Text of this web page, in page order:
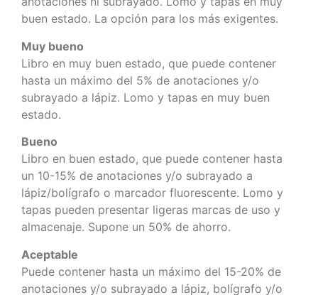
buen estado. La opción para los más exigentes.
Muy bueno
Libro en muy buen estado, que puede contener
hasta un máximo del 5% de anotaciones y/o
subrayado a lápiz. Lomo y tapas en muy buen
estado.
Bueno
Libro en buen estado, que puede contener hasta
un 10-15% de anotaciones y/o subrayado a
lápiz/bolígrafo o marcador fluorescente. Lomo y
tapas pueden presentar ligeras marcas de uso y
almacenaje. Supone un 50% de ahorro.
Aceptable
Puede contener hasta un máximo del 15-20% de
anotaciones y/o subrayado a lápiz, bolígrafo y/o